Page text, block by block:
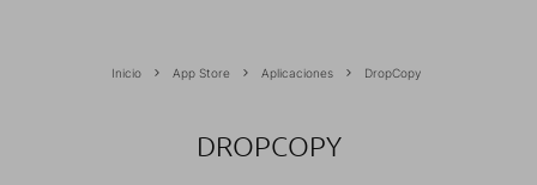
Inicio App Store Aplicaciones DropCopy
DROPCOPY